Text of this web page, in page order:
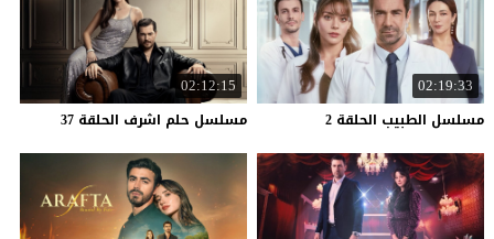
02:19:33
مسلسل الطبيب الحلقة 2
02:12:15
مسلسل حلم اشرف الحلقة 37